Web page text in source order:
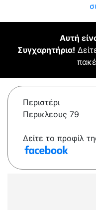
Αυτή
Συγχαρητήρια!
Περιστέρι
Περικλεους 79
Δείτε το προφίλ